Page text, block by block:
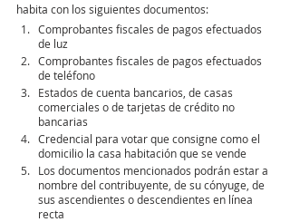
habita con los siguientes documentos:
Comprobantes fiscales de pagos efectuados
de luz
Comprobantes fiscales de pagos efectuados
de teléfono
Estados de cuenta bancarios, de casas
comerciales o de tarjetas de crédito no
bancarias
Credencial para votar que consigne como el
domicilio la casa habitación que se vende
Los documentos mencionados podrán estar a
nombre del contribuyente, de su cónyuge, de
sus ascendientes o descendientes en línea
recta